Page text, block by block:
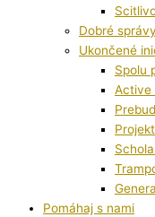
Dobré
Ukončené
Spolu
Active
Pomáhaj s nami